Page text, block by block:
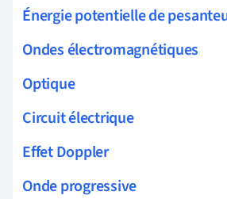
Énergie potentielle de
Ondes électromagnétiques
Optique
Circuit électrique
Effet Doppler
Onde progressive